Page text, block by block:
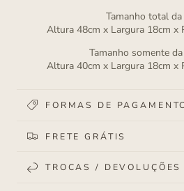
Tamanho total da
Altura 48cm x Largura 18cm x
Tamanho somente
Altura 40cm x Largura 18cm x
FORMAS DE
FRETE GRÁTIS
TROCAS / DEVOLUÇÕES